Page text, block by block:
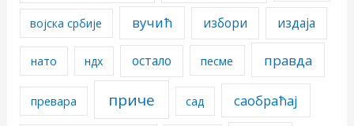
војска србије вучић избори издаја
нато ндх остало песме правда
превара приче сад саобраћај